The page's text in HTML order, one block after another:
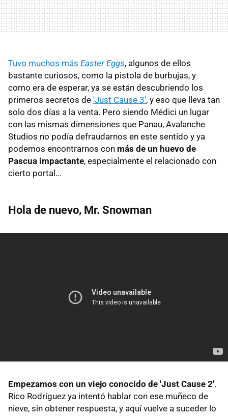
Tuvo muchos más Easter Eggs, algunos de ellos
bastante curiosos, como la pistola de burbujas, y
como era de esperar, ya se están descubriendo los
primeros secretos de 'Just Cause 3', y eso que lleva tan
solo dos días a la venta. Pero siendo Médici un lugar
con las mismas dimensiones que Panau, Avalanche
Studios no podía defraudarnos en este sentido y ya
podemos encontrarnos con más de un huevo de
Pascua impactante, especialmente el relacionado con
cierto portal...
Hola de nuevo, Mr. Snowman
Empezamos con un viejo conocido de 'Just Cause 2'.
Rico Rodríguez ya intentó hablar con ese muñeco de
nieve, sin obtener respuesta, y aquí vuelve a suceder lo